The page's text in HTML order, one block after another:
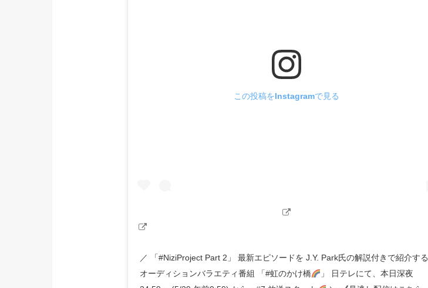
この投稿をInstagramで見る
／ 「#NiziProject Part 2」 最新エピソードを J.Y. Park氏の解説付きで紹介する
オーディションバラエティ番組 「#虹のかけ橋
」 日テレにて、本日深夜